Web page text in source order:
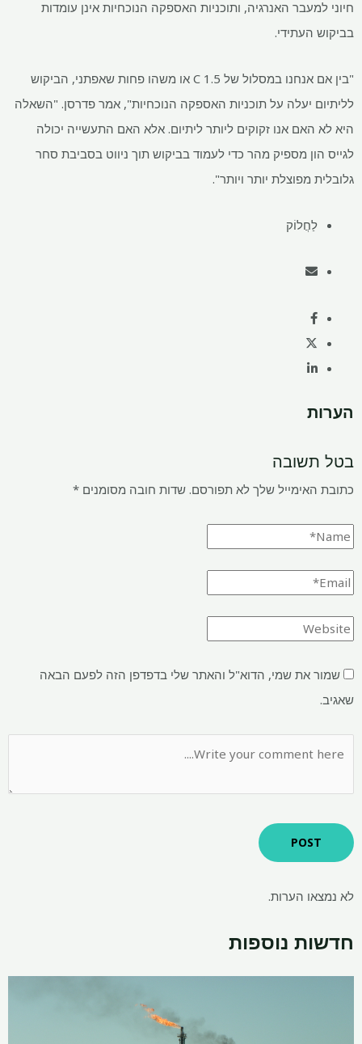
חיוני למעבר האנרגיה, ותוכניות האספקה ​​הנוכחיות אינן עומדות
בביקוש העתידי.
"בין אם אנחנו במסלול של 1.5 C או משהו פחות שאפתני, הביקוש
לליתיום יעלה על תוכניות האספקה ​​הנוכחיות", אמר פדרסן. "השאלה
היא לא האם אנו זקוקים ליותר ליתיום. אלא האם התעשייה יכולה
לגייס הון מספיק מהר כדי לעמוד בביקוש תוך ניווט בסביבת סחר
גלובלית מפוצלת יותר ויותר".
לַחֲלוֹק
הערות
בטל תשובה
כתובת האימייל שלך לא תפורסם. שדות חובה מסומנים *
שמור את שמי, הדוא"ל והאתר שלי בדפדפן הזה לפעם הבאה
שאגיב.
לא נמצאו הערות.
חדשות נוספות